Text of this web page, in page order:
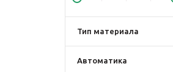
Тип материала
Автоматика